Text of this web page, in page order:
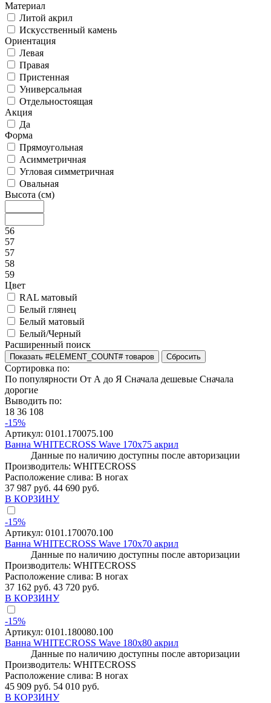
Материал
Литой акрил
Искусственный камень
Ориентация
Левая
Правая
Пристенная
Универсальная
Отдельностоящая
Акция
Да
Форма
Прямоугольная
Асимметричная
Угловая симметричная
Овальная
Высота (см)
56
57
57
58
59
Цвет
RAL матовый
Белый глянец
Белый матовый
Белый/Черный
Расширенный поиск
Сортировка по:
По популярности От А до Я Сначала дешевые Сначала
дорогие
Выводить по:
18 36 108
-15%
Артикул: 0101.170075.100
Ванна WHITECROSS Wave 170x75 акрил
Данные по наличию доступны после авторизации
Производитель: WHITECROSS
Расположение слива: В ногах
37 987 руб. 44 690 руб.
В КОРЗИНУ
-15%
Артикул: 0101.170070.100
Ванна WHITECROSS Wave 170x70 акрил
Данные по наличию доступны после авторизации
Производитель: WHITECROSS
Расположение слива: В ногах
37 162 руб. 43 720 руб.
В КОРЗИНУ
-15%
Артикул: 0101.180080.100
Ванна WHITECROSS Wave 180x80 акрил
Данные по наличию доступны после авторизации
Производитель: WHITECROSS
Расположение слива: В ногах
45 909 руб. 54 010 руб.
В КОРЗИНУ